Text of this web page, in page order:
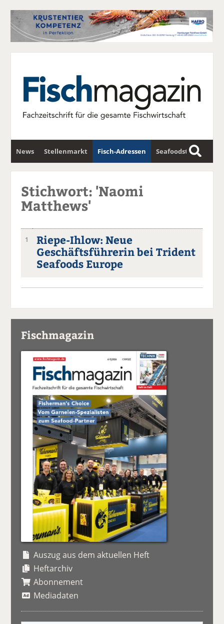
News Stellenmarkt Fisch-Adressen Seafoodstar
Fischwirtschafts-Gipfel Newsletter
S
u
Stichwort: 'Naomi
Matthews'
1
Riepe-Ihlow: Neue
Geschäftsführerin bei Trident
Seafoods Europe
Fischmagazin
Auszug aus dem aktuellen Heft
Heftarchiv
Abonnement
Mediadaten